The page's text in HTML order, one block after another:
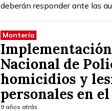
deberán responder ante las
Montería
Nacional de
homicidios y
personales en
9 años atrás